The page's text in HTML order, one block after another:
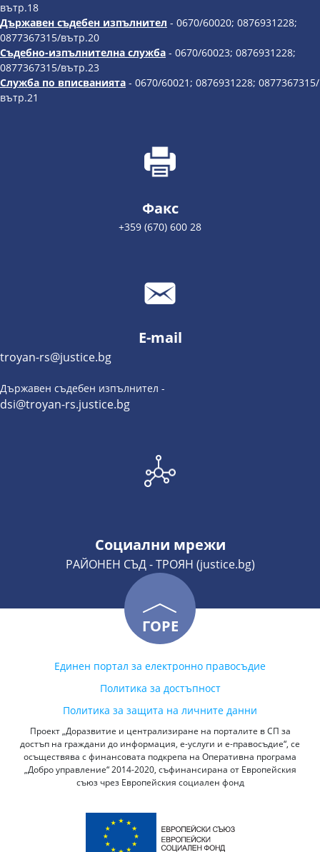
вътр.18
Държавен съдебен изпълнител - 0670/60020; 0876931228;
0877367315/вътр.20
Съдебно-изпълнителна служба - 0670/60023; 0876931228;
0877367315/вътр.23
Служба по вписванията - 0670/60021; 0876931228; 0877367315/
вътр.21
Факс
+359 (670) 600 28
E-mail
troyan-rs@justice.bg
Държавен съдебен изпълнител -
dsi@troyan-rs.justice.bg
Социални мрежи
РАЙОНЕН СЪД - ТРОЯН (justice.bg)
ГОРЕ
Единен портал за електронно правосъдие
Политика за достъпност
Политика за защита на личните данни
Проект „Доразвитие и централизиране на порталите в СП за
достъп на граждани до информация, е-услуги и е-правосъдие“, се
осъществява с финансовата подкрепа на Оперативна програма
„Добро управление“ 2014-2020, съфинансирана от Европейския
съюз чрез Европейския социален фонд